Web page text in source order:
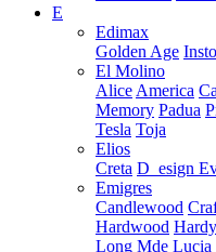
E
Edimax
Golden Age
El Molino
Alice America
Memory Padua
Tesla Toja
Elios
Creta D_esign
Emigres
Candlewood
Hardwood Hardy
Long Mde Lucia